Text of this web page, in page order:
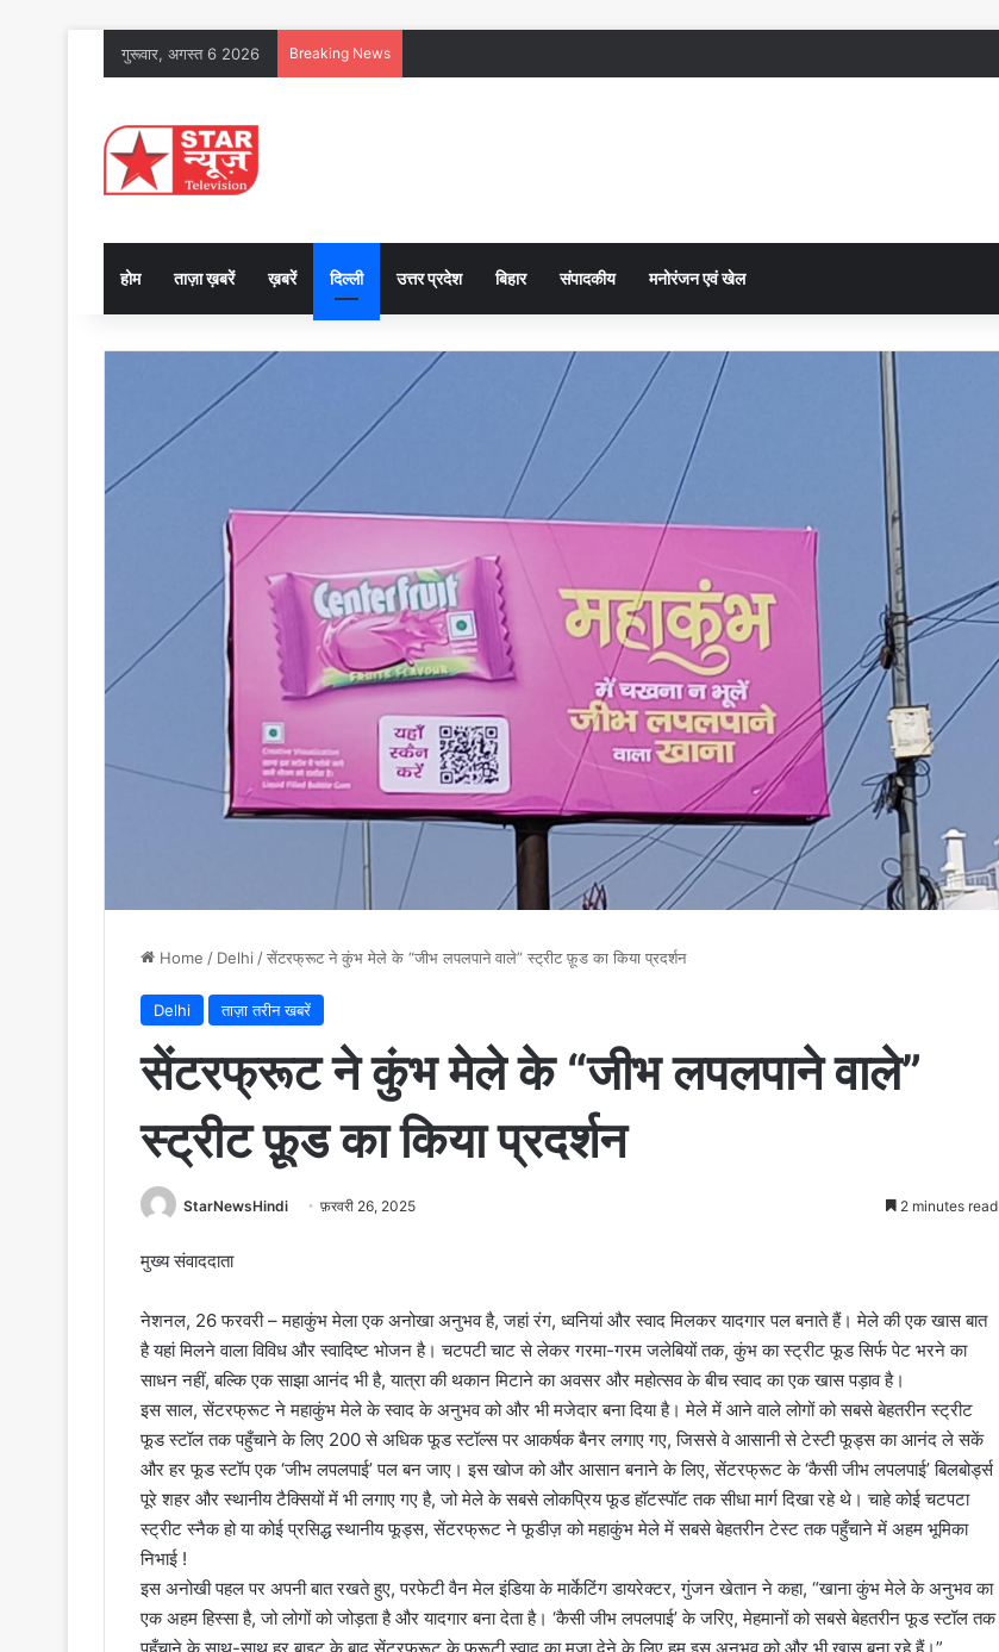
गुरूवार, अगस्त 6 2026 Breaking News
होम ताज़ा ख़बरें ख़बरें दिल्ली उत्तर प्रदेश बिहार संपादकीय मनोरंजन एवं खेल
Home / Delhi /सेंटरफ्रूट ने कुंभ मेले के “जीभ लपलपाने वाले” स्ट्रीट फ़ूड का किया प्रदर्शन
Delhi ताज़ा तरीन खबरें
सेंटरफ्रूट ने कुंभ मेले के “जीभ लपलपाने वाले”
स्ट्रीट फ़ूड का किया प्रदर्शन
StarNewsHindi फ़रवरी 26, 2025 2 minutes read
मुख्य संवाददाता
नेशनल, 26 फरवरी – महाकुंभ मेला एक अनोखा अनुभव है, जहां रंग, ध्वनियां और स्वाद मिलकर यादगार पल बनाते हैं। मेले की एक खास बात
है यहां मिलने वाला विविध और स्वादिष्ट भोजन है। चटपटी चाट से लेकर गरमा-गरम जलेबियों तक, कुंभ का स्ट्रीट फूड सिर्फ पेट भरने का
साधन नहीं, बल्कि एक साझा आनंद भी है, यात्रा की थकान मिटाने का अवसर और महोत्सव के बीच स्वाद का एक खास पड़ाव है।
इस साल, सेंटरफ्रूट ने महाकुंभ मेले के स्वाद के अनुभव को और भी मजेदार बना दिया है। मेले में आने वाले लोगों को सबसे बेहतरीन स्ट्रीट
फूड स्टॉल तक पहुँचाने के लिए 200 से अधिक फूड स्टॉल्स पर आकर्षक बैनर लगाए गए, जिससे वे आसानी से टेस्टी फूड्स का आनंद ले सकें
और हर फूड स्टॉप एक ‘जीभ लपलपाई’ पल बन जाए। इस खोज को और आसान बनाने के लिए, सेंटरफ्रूट के ‘कैसी जीभ लपलपाई’ बिलबोर्ड्स
पूरे शहर और स्थानीय टैक्सियों में भी लगाए गए है, जो मेले के सबसे लोकप्रिय फूड हॉटस्पॉट तक सीधा मार्ग दिखा रहे थे। चाहे कोई चटपटा
स्ट्रीट स्नैक हो या कोई प्रसिद्ध स्थानीय फूड्स, सेंटरफ्रूट ने फूडीज़ को महाकुंभ मेले में सबसे बेहतरीन टेस्ट तक पहुँचाने में अहम भूमिका
निभाई !
इस अनोखी पहल पर अपनी बात रखते हुए, परफेटी वैन मेल इंडिया के मार्केटिंग डायरेक्टर, गुंजन खेतान ने कहा, “खाना कुंभ मेले के अनुभव का
एक अहम हिस्सा है, जो लोगों को जोड़ता है और यादगार बना देता है। ‘कैसी जीभ लपलपाई’ के जरिए, मेहमानों को सबसे बेहतरीन फूड स्टॉल तक